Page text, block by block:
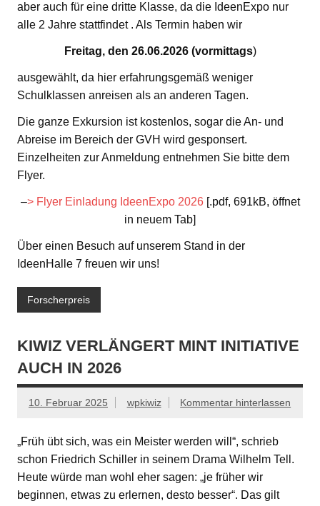
aber auch für eine dritte Klasse, da die IdeenExpo nur
alle 2 Jahre stattfindet . Als Termin haben wir
Freitag, den 26.06.2026 (vormittags)
ausgewählt, da hier erfahrungsgemäß weniger
Schulklassen anreisen als an anderen Tagen.
Die ganze Exkursion ist kostenlos, sogar die An- und
Abreise im Bereich der GVH wird gesponsert.
Einzelheiten zur Anmeldung entnehmen Sie bitte dem
Flyer.
–> Flyer Einladung IdeenExpo 2026[.pdf, 691kB, öffnet
in neuem Tab]
Über einen Besuch auf unserem Stand in der
IdeenHalle 7 freuen wir uns!
Forscherpreis
KIWIZ VERLÄNGERT MINT INITIATIVE
AUCH IN 2026
10. Februar 2025 wpkiwiz Kommentar hinterlassen
„Früh übt sich, was ein Meister werden will“, schrieb
schon Friedrich Schiller in seinem Drama Wilhelm Tell.
Heute würde man wohl eher sagen: „je früher wir
beginnen, etwas zu erlernen, desto besser“. Das gilt